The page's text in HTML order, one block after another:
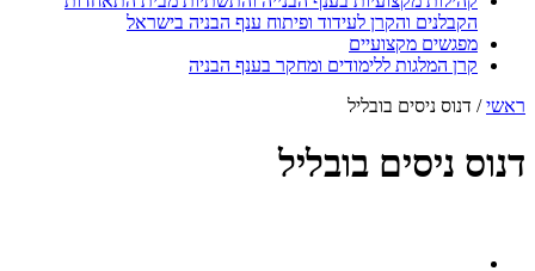
הקבלנים והקרן לעידוד ופיתוח ענף הבניה בישראל
מפגשים מקצועיים
קרן המלגות ללימודים ומחקר בענף הבניה
ראשי/ דנוס ניסים בובליל
דנוס ניסים בובליל